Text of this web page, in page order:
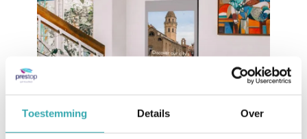
Toestemming Details Over